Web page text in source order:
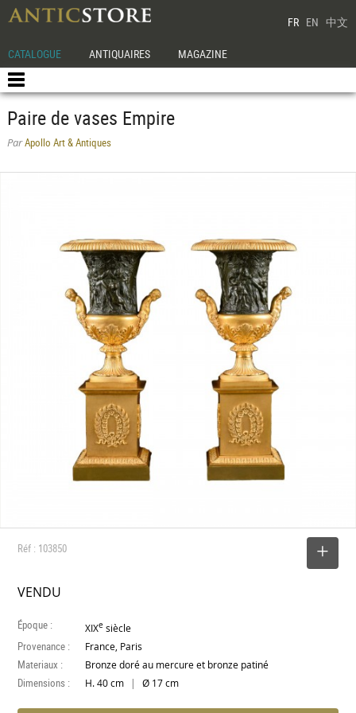
FR EN 中文
CATALOGUE ANTIQUAIRES MAGAZINE
Paire de vases Empire
ParApollo Art & Antiques
Réf : 103850
VENDU
Époque : XIXe siècle
Provenance : France, Paris
Materiaux : Bronze doré au mercure et bronze patiné
Dimensions : H. 40 cm | Ø 17 cm